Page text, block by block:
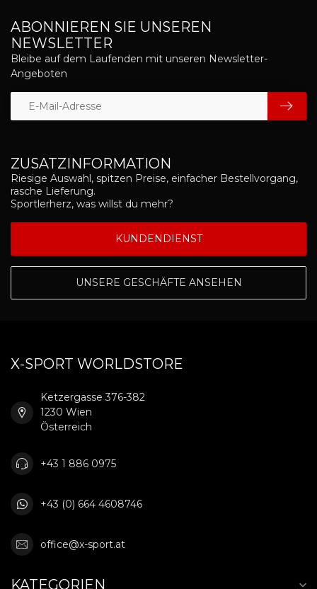
ZUSATZINFORMATION
Riesige Auswahl, spitzen Preise, einfacher Bestellvorgang,
rasche Lieferung.
Sportlerherz, was willst du mehr?
KUNDENDIENST
UNSERE GESCHÄFTE ANSEHEN
ABONNIEREN SIE UNSEREN
NEWSLETTER
Bleibe auf dem Laufenden mit unseren Newsletter-
Angeboten
X-SPORT WORLDSTORE
Ketzergasse 376-382
1230 Wien
Österreich
+43 1 886 0975
+43 (0) 664 4608746
office@x-sport.at
KATEGORIEN